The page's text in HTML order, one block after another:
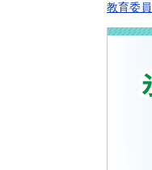
教育委